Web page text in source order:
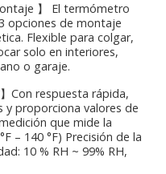
】 El termómetro
opciones de montaje
Flexible para colgar,
solo en interiores,
o garaje.
Con respuesta rápida,
y proporciona valores de
que mide la
– 140 °F) Precisión de la
10 % RH ~ 99% RH,